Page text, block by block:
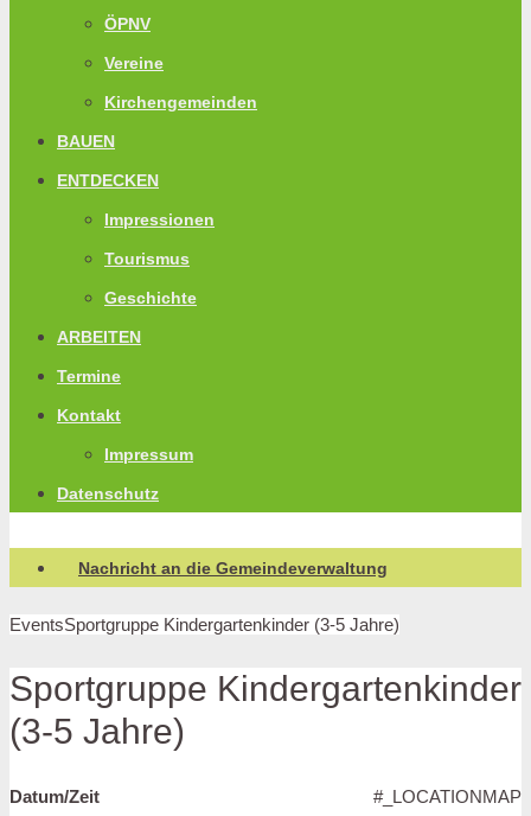
ÖPNV
Vereine
Kirchengemeinden
BAUEN
ENTDECKEN
Impressionen
Tourismus
Geschichte
ARBEITEN
Termine
Kontakt
Impressum
Datenschutz
Nachricht an die Gemeindeverwaltung
EventsSportgruppe Kindergartenkinder (3-5 Jahre)
Sportgruppe Kindergartenkinder
(3-5 Jahre)
#_LOCATIONMAP
Datum/Zeit